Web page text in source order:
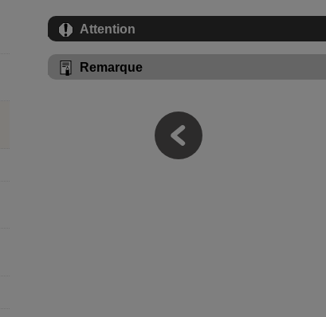
Attention
Remarque